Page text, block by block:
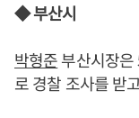
◆ 부산시
박형준부산시장은
로 경찰 조사를 받